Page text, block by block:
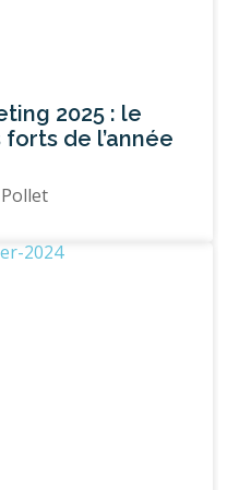
2025 : le
de l’année